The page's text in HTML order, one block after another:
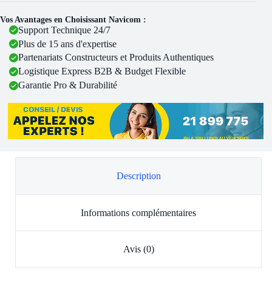
Vos Avantages en Choisissant Navicom :
Support Technique 24/7
Plus de 15 ans d'expertise
Partenariats Constructeurs et Produits Authentiques
Logistique Express B2B & Budget Flexible
Garantie Pro & Durabilité
Description
Informations complémentaires
Avis (0)